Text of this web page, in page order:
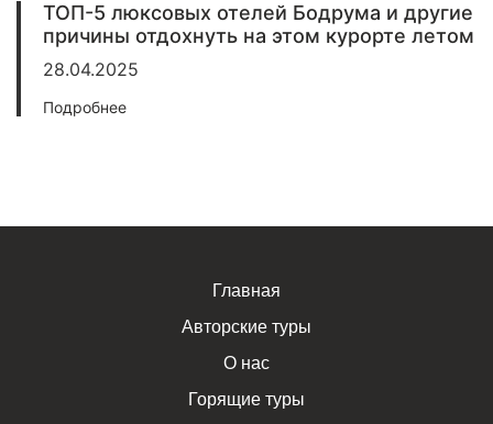
ТОП-5 люксовых отелей Бодрума и другие
причины отдохнуть на этом курорте летом
28.04.2025
Подробнее
Главная
Авторские туры
О нас
Горящие туры